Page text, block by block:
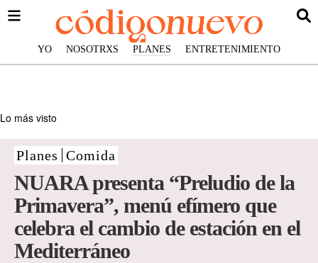
YO NOSOTRXS PLANES ENTRETENIMIENTO
Lo más visto
Planes Comida
NUARA presenta “Preludio de la
Primavera”, menú efímero que
celebra el cambio de estación en el
Mediterráneo